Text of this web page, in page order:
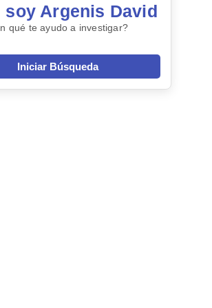
soy Argenis David
qué te ayudo a investigar?
Iniciar Búsqueda